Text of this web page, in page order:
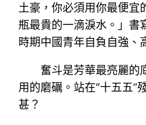
土豪，你必須用你最便宜
瓶最貴的一滴淚水。」書
時期中國青年自負自強、
奮斗是芳華最亮麗的
用的磨礪。站在“十五五”
甚？